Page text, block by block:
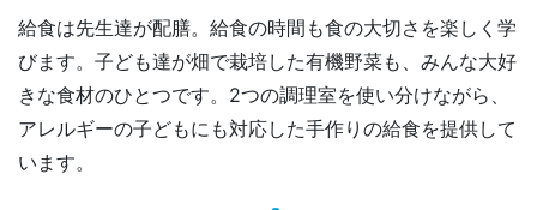
給食は先生達が配膳。給食の時間も食の大切さを楽しく学
びます。子ども達が畑で栽培した有機野菜も、みんな大好
きな食材のひとつです。2つの調理室を使い分けながら、
アレルギーの子どもにも対応した手作りの給食を提供して
います。